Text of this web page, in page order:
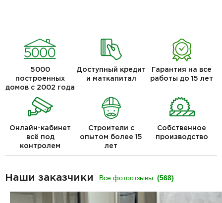
5000
построенных
домов с 2002 года
Доступный кредит
и маткапитал
Гарантия на все
работы до 15 лет
Онлайн-кабинет
всё под
контролем
Строители с
опытом более 15
лет
Собственное
производство
Наши заказчики Все фотоотзывы (568)